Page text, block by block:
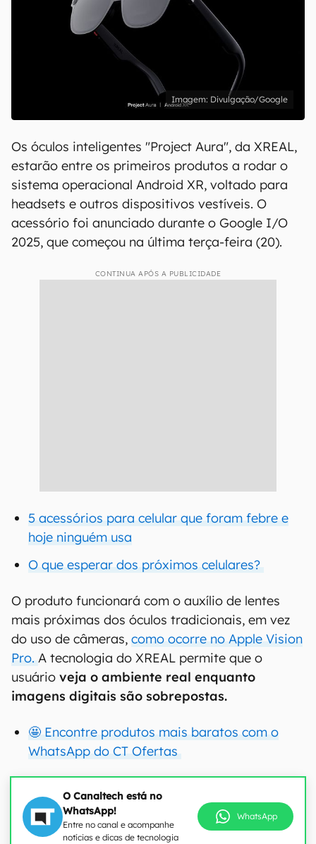
Divulgação/Google
Os óculos inteligentes "Project Aura", da XREAL,
estarão entre os primeiros produtos a rodar o
sistema operacional Android XR, voltado para
headsets e outros dispositivos vestíveis. O
acessório foi anunciado durante o Google I/O
2025, que começou na última terça-feira (20).
CONTINUA APÓS A PUBLICIDADE
5 acessórios para celular que foram febre e
hoje ninguém usa
O que esperar dos próximos celulares?
O produto funcionará com o auxílio de lentes
mais próximas dos óculos tradicionais, em vez
do uso de câmeras, como ocorre no Apple Vision
Pro. A tecnologia do XREAL permite que o
usuário veja o ambiente real enquanto
imagens digitais são sobrepostas.
🤩 Encontre produtos mais baratos com o
WhatsApp do CT Ofertas
O Canaltech está no
WhatsApp!
Entre no canal e acompanhe
notícias e dicas de tecnologia
WhatsApp